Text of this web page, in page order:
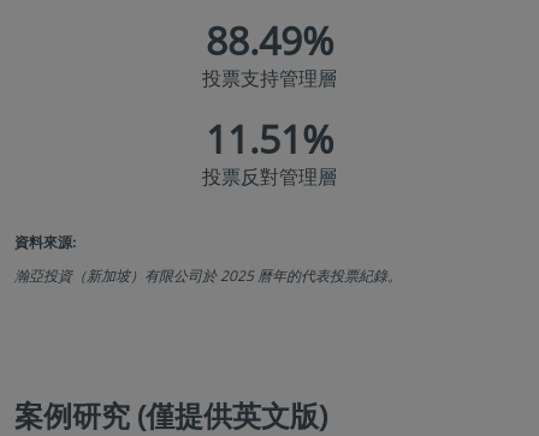
88.49%
投票支持管理層
11.51%
投票反對管理層
資料來源:
瀚亞投資（新加坡）有限公司於 2025 曆年的代表投票紀錄。
案例研究 (僅提供英文版)